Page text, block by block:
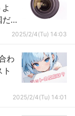
だ
2025/2/4(Tu) 14:03
わ
2025/2/4(Tu) 14:01